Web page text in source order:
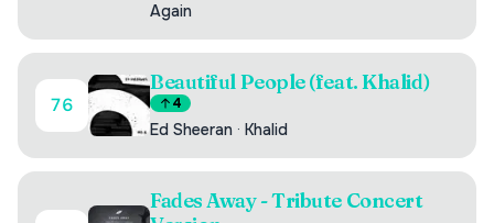
Again
76
Beautiful People (feat. Khalid)
4
Ed Sheeran · Khalid
Fades Away - Tribute Concert